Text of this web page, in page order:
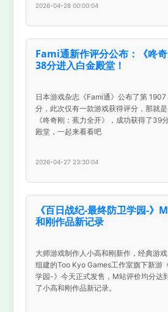
2026-04-28 00:00:04
Fami通新作评分公布：《咚奇
38分进入白金殿堂！
日本游戏杂志《Fami通》公布了第
分，此次仅有一款游戏获得评分，那就
《咚奇刚：蕉力全开》，成功获得了39
殿堂，一起来看看吧
2026-04-27 23:30:04
《百日战纪-最终防卫学园-》
和刚作品新记录
大师游戏制作人小高和刚新作，经典游
组建的Too Kyo Games工作室旗下新游
学园-》今天正式发售，M站评价均分达
了小高和刚作品新记录。